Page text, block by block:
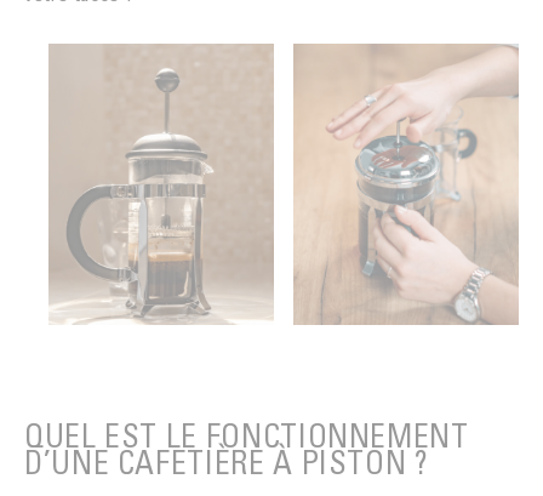
QUEL EST LE FONCTIONNEMENT
D’UNE CAFETIÈRE À PISTON ?